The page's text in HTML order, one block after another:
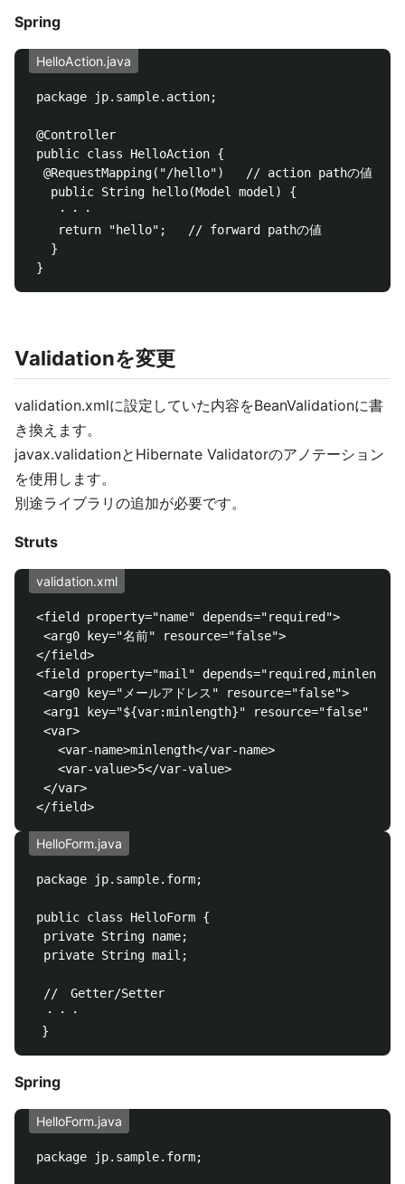
Spring
HelloAction.java
package jp.sample.action;
@Controller
public class HelloAction {
  @RequestMapping("/hello")   // action pathの値
   public String hello(Model model) {
・・・
    return "hello";   // forward pathの値
   }
Validationを変更
validation.xmlに設定していた内容をBeanValidationに書
き換えます。
javax.validationとHibernate Validatorのアノテーション
を使用します。
別途ライブラリの追加が必要です。
Struts
validation.xml
<field property="name" depends="required">
  <arg0 key="名前" resource="false">
</field>
<field property="mail"
  <arg0 key="メールアドレス" resource="false">
  <arg1 key="${var:minlength}" resource="false" />
  <var>
    <var-name>minlength</var-name>
    <var-value>5</var-value>
  </var>
HelloForm.java
package jp.sample.form;
public class HelloForm {
  private String name;
  private String mail;
  //　Getter/Setter
  ・・・
Spring
HelloForm.java
package jp.sample.form;